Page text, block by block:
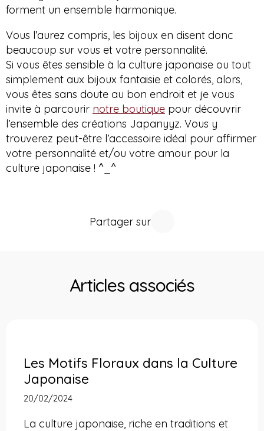
forment un ensemble harmonique.
Vous l’aurez compris, les bijoux en disent donc
beaucoup sur vous et votre personnalité.
Si vous êtes sensible à la culture japonaise ou tout
simplement aux bijoux fantaisie et colorés, alors,
vous êtes sans doute au bon endroit et je vous
invite à parcourir notre boutique pour découvrir
l’ensemble des créations Japanyyz. Vous y
trouverez peut-être l’accessoire idéal pour affirmer
votre personnalité et/ou votre amour pour la
culture japonaise ! ^_^
Partager sur
Articles associés
Les Motifs Floraux dans la Culture
Japonaise
20/02/2024
La culture japonaise, riche en traditions et